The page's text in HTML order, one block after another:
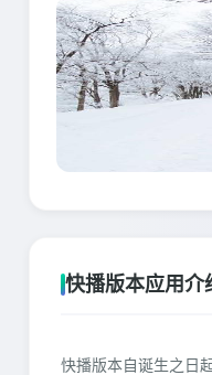
快播版本应用介
快播版本自诞生之日